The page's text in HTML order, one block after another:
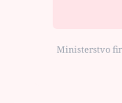
Ministerstvo